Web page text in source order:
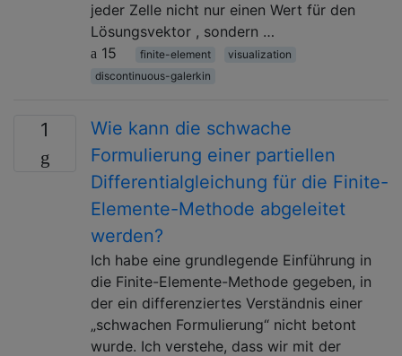
jeder Zelle nicht nur einen Wert für den
Lösungsvektor , sondern …
15
finite-element
visualization
discontinuous-galerkin
1
Wie kann die schwache
Formulierung einer partiellen
Differentialgleichung für die Finite-
Elemente-Methode abgeleitet
werden?
Ich habe eine grundlegende Einführung in
die Finite-Elemente-Methode gegeben, in
der ein differenziertes Verständnis einer
„schwachen Formulierung“ nicht betont
wurde. Ich verstehe, dass wir mit der